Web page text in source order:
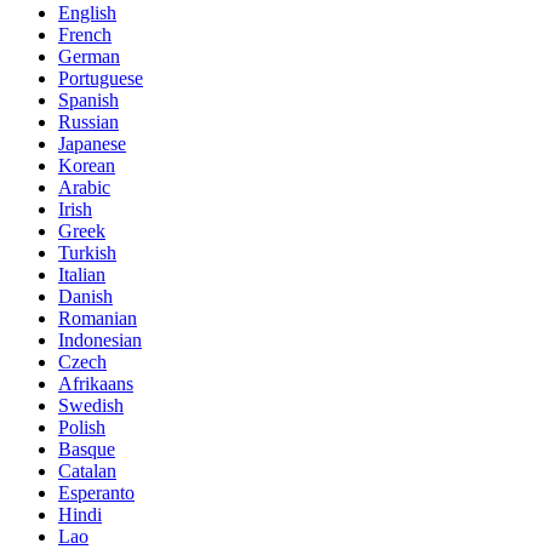
English
French
German
Portuguese
Spanish
Russian
Japanese
Korean
Arabic
Irish
Greek
Turkish
Italian
Danish
Romanian
Indonesian
Czech
Afrikaans
Swedish
Polish
Basque
Catalan
Esperanto
Hindi
Lao